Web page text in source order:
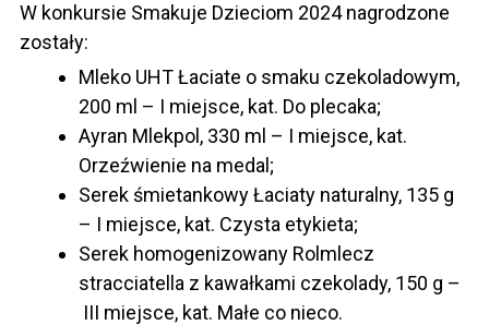
W konkursie Smakuje Dzieciom 2024 nagrodzone
zostały:
Mleko UHT Łaciate o smaku czekoladowym,
200 ml – I miejsce, kat. Do plecaka;
Ayran Mlekpol, 330 ml – I miejsce, kat.
Orzeźwienie na medal;
Serek śmietankowy Łaciaty naturalny, 135 g
– I miejsce, kat. Czysta etykieta;
Serek homogenizowany Rolmlecz
stracciatella z kawałkami czekolady, 150 g –
III miejsce, kat. Małe co nieco.